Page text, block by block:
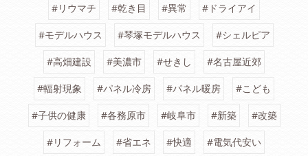
#リウマチ #乾き目 #異常 #ドライアイ
#モデルハウス #琴塚モデルハウス #シェルピア
#高畑建設 #美濃市 #せきし #名古屋近郊
#輻射現象 #パネル冷房 #パネル暖房 #こども
#子供の健康 #各務原市 #岐阜市 #新築 #改築
#リフォーム #省エネ #快適 #電気代安い